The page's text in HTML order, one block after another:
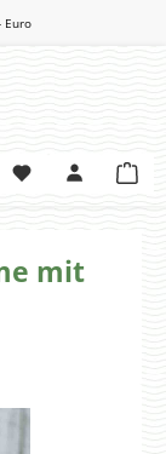
Euro
mit